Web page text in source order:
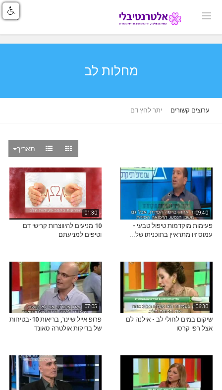
מחלות לב
ערוצים קשורים יתר לחץ דם
תאריך
09:40
פעימות מוקדמות טיפול טבעי -
עמוס זיו מתראיין בתוכניתו של...
01:30
10 מניעים להיווצרות קרישי דם
וטיפים למניעתם
06:30
שיקום במים לחולי לב - אילנה לם
אצל רפי קרסו
07:05
פרופ אייל שיינר, בריאות 10-בטיחות
של בדיקות אולטרה סאונד